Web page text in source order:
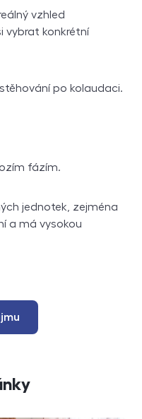
vzhled
vybrat konkrétní
po kolaudaci.
fázím.
jednotek, zejména
a má vysokou